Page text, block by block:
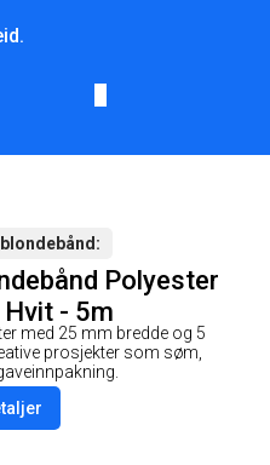
Polyester
- 5m
med 25 mm bredde og 5
prosjekter som søm,